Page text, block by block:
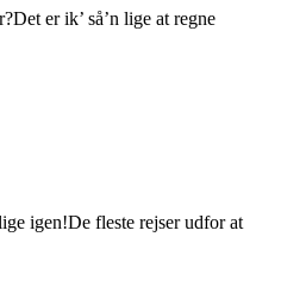
er ik’ så’n lige at regne
igen!De fleste rejser udfor at